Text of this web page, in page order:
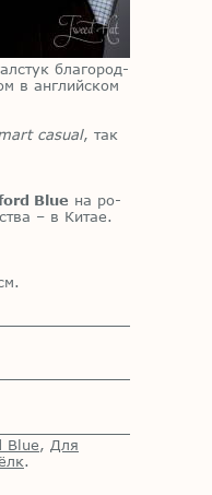
бла­го­род­
в ан­глий­ском
casual, так
Blue на ро­
– в Ки­тае.
Blue, Для
.